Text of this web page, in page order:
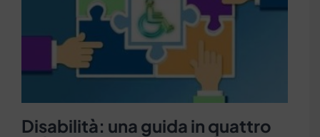
Disabilità: una guida in quattro